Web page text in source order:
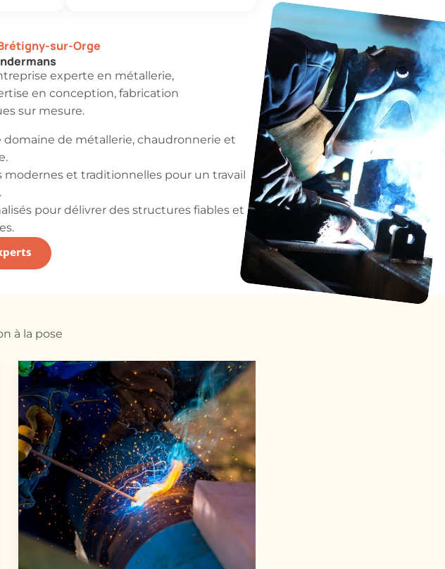
sur-Orge
experte en métallerie,
en conception, fabrication
sur mesure.
domaine de métallerie, chaudronnerie et
et traditionnelles pour un travail
pour délivrer des structures fiables et
à la pose